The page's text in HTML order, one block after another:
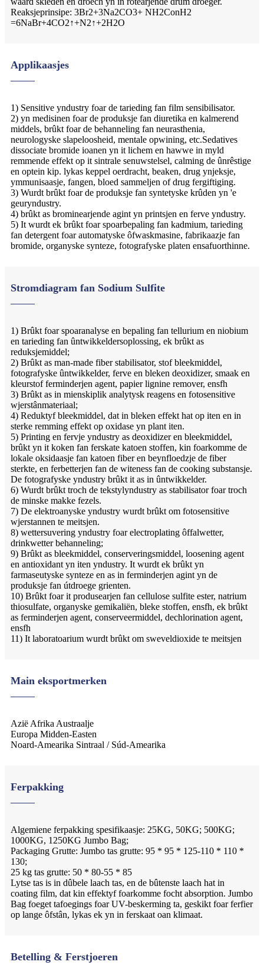
Reaksjeprinsipe: 3Br2+3Na2CO3+ NH2ConH2
=6NaBr+4CO2↑+N2↑+2H2O
Applikaasjes
1) Sensitive yndustry foar de tarieding fan film sensibilisator.
2) yn medisinen foar de produksje fan diuretika en kalmerend
middels, brûkt foar de behanneling fan neurasthenia,
neurologyske slapeloosheid, mentale opwining, etc.Sedatives
dissociate bromide ioanen yn it lichem en hawwe in myld
remmende effekt op it sintrale senuwstelsel, calming de ûnrêstige
en optein kip. lykas keppel oerdracht, beaken, drug ynjeksje,
ymmunisaasje, fangen, bloed sammeljen of drug fergiftiging.
3) Wurdt brûkt foar de produksje fan syntetyske krûden yn 'e
geuryndustry.
4) brûkt as brominearjende agint yn printsjen en ferve yndustry.
5) It wurdt ek brûkt foar spoarbepaling fan kadmium, tarieding
fan detergent foar automatyske ôfwaskmasine, fabrikaazje fan
bromide, organyske synteze, fotografyske platen ensafuorthinne.
Stromdiagram fan Sodium Sulfite
1) Brûkt foar spoaranalyse en bepaling fan tellurium en niobium
en tarieding fan ûntwikkeldersoplossing, ek brûkt as
reduksjemiddel;
2) Brûkt as man-made fiber stabilisator, stof bleekmiddel,
fotografyske ûntwikkelder, ferve en bleken deoxidizer, smaak en
kleurstof ferminderjen agent, papier lignine remover, ensfh
3) Brûkt as in mienskiplik analytysk reagens en fotosensitive
wjerstânmateriaal;
4) Reduktyf bleekmiddel, dat in bleken effekt hat op iten en in
sterke remming effekt op oxidase yn plant iten.
5) Printing en fervje yndustry as deoxidizer en bleekmiddel,
brûkt yn it koken fan ferskate katoen stoffen, kin foarkomme de
lokale oksidaasje fan katoen fiber en beynfloedzje de fiber
sterkte, en ferbetterjen fan de witeness fan de cooking substansje.
De fotografyske yndustry brûkt it as in ûntwikkelder.
6) Wurdt brûkt troch de tekstylyndustry as stabilisator foar troch
de minske makke fezels.
7) De elektroanyske yndustry wurdt brûkt om fotosensitive
wjerstannen te meitsjen.
8) wettersuvering yndustry foar electroplating ôffalwetter,
drinkwetter behanneling;
9) Brûkt as bleekmiddel, conserveringsmiddel, loosening agent
en antioxidant yn iten yndustry. It wurdt ek brûkt yn
farmaseutyske synteze en as in ferminderjen agint yn de
produksje fan útdroege grienten.
10) Brûkt foar it produsearjen fan cellulose sulfite ester, natrium
thiosulfate, organyske gemikaliën, bleke stoffen, ensfh, ek brûkt
as ferminderjen agent, conserveermiddel, dechlorination agent,
ensfh
11) It laboratoarium wurdt brûkt om sweveldioxide te meitsjen
Main eksportmerken
Azië Afrika Austraalje
Europa Midden-Easten
Noard-Amearika Sintraal / Súd-Amearika
Ferpakking
Algemiene ferpakking spesifikaasje: 25KG, 50KG; 500KG;
1000KG, 1250KG Jumbo Bag;
Packaging Grutte: Jumbo tas grutte: 95 * 95 * 125-110 * 110 *
130;
25 kg tas grutte: 50 * 80-55 * 85
Lytse tas is in dûbele laach tas, en de bûtenste laach hat in
coating film, dat kin effektyf foarkomme focht absorption. Jumbo
Bag foeget tafoegings foar UV-beskerming ta, geskikt foar ferfier
op lange ôfstân, lykas ek yn in ferskaat oan klimaat.
Betelling & Ferstjoeren